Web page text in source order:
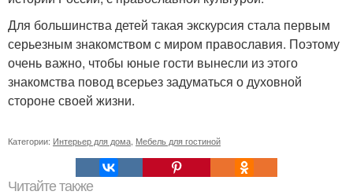
Для большинства детей такая экскурсия стала первым
серьезным знакомством с миром православия. Поэтому
очень важно, чтобы юные гости вынесли из этого
знакомства повод всерьез задуматься о духовной
стороне своей жизни.
Категории: Интерьер для дома Мебель для гостиной
Читайте также